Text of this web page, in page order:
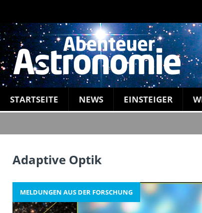
STARTSEITE NEWS EINSTEIGER
Adaptive Optik
MELDUNGEN AUS DER FORSCHUNG